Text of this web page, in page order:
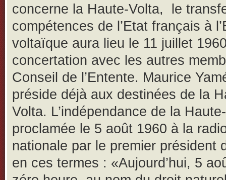
concerne la Haute-Volta, le
compétences de l’Etat français à
voltaïque aura lieu le 11 juillet
concertation avec les autres
Conseil de l’Entente. Maurice
préside déjà aux destinées de la
Volta. L’indépendance de la
proclamée le 5 août 1960 à la
nationale par le premier président
en ces termes : «Aujourd’hui, 5